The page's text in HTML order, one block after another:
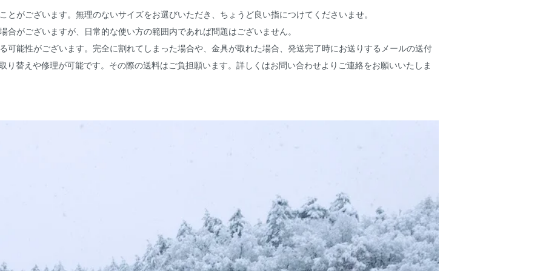
がございます。無理のないサイズをお選びいただき、ちょうど良い指につけてくださいませ。
がございますが、日常的な使い方の範囲内であれば問題はございません。
可能性がございます。完全に割れてしまった場合や、金具が取れた場合、発送完了時にお送りするメールの送付
り替えや修理が可能です。その際の送料はご負担願います。詳しくはお問い合わせよりご連絡をお願いいたしま